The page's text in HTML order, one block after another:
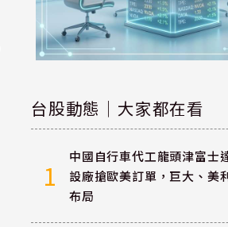
台股動態｜大家都在看
1
中國自行車代工龍頭津富
設廠搶歐美訂單，巨大、美
布局